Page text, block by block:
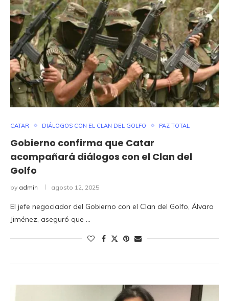
CATAR DIÁLOGOS CON EL CLAN DEL GOLFO PAZ TOTAL
Gobierno confirma que Catar
acompañará diálogos con el Clan del
Golfo
by admin agosto 12, 2025
El jefe negociador del Gobierno con el Clan del Golfo, Álvaro
Jiménez, aseguró que …